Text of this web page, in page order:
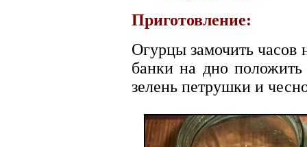
Приготовление:
Огурцы замочить
банки на дно положить
зелень петрушки и